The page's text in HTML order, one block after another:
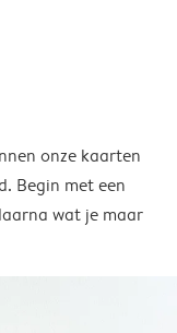
onze kaarten
Begin met een
wat je maar